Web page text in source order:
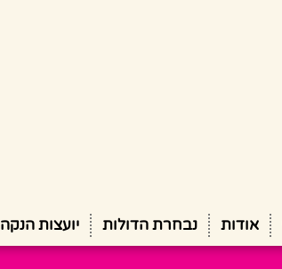
אודות נבחרת הדולות יועצות הנקה